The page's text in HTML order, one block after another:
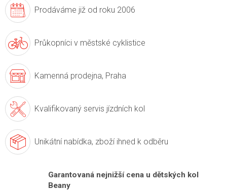
Prodáváme již od roku 2006
Průkopníci v městské cyklistice
Kamenná prodejna, Praha
Kvalifikovaný servis jízdních kol
Unikátní nabídka, zboží ihned k odběru
Garantovaná nejnižší cena u dětských kol
Beany